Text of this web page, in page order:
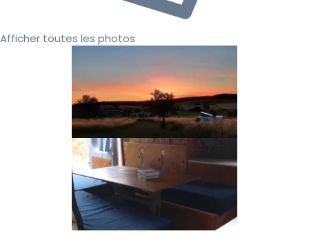
Afficher toutes les photos